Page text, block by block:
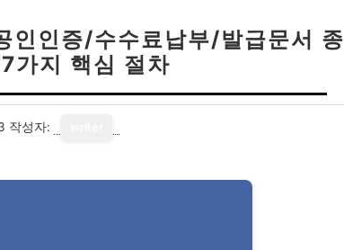
인증/수수료납부/발급문서 종
가지 핵심 절차
작성자: